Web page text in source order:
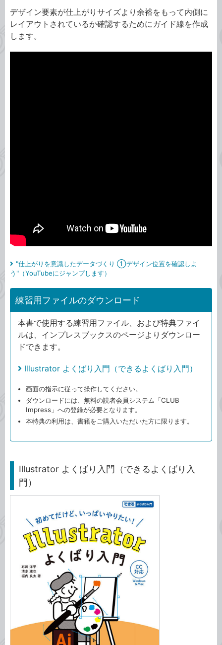
デザイン要素が仕上がりサイズより余裕をもって内側に
レイアウトされているか確認するためにガイド線を作成
します。
"仕上がりを意識したデータづくり ①デザイン位置を確認しよ
う"（YouTubeにジャンプします）
練習用ファイルのダウンロード
本書で使用する練習用ファイル、および特典ファイ
ルは、インプレスブックスのページよりダウンロー
ドできます。
Illustrator よくばり入門（できるよくばり入門）
画面の指示に従って操作してください。
ダウンロードには、無料の読者会員システム「CLUB
Impress」への登録が必要となります。
本特典の利用は、書籍をご購入いただいた方に限ります。
Illustrator よくばり入門（できるよくばり入
門）